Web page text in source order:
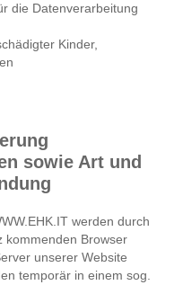
die Datenverarbeitung
Kinder,
sowie Art und
werden durch
kommenden Browser
unserer Website
temporär in einem sog.